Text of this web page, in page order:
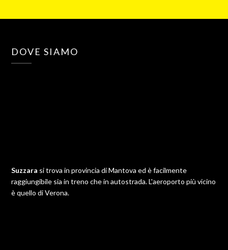
DOVE SIAMO
Suzzara si trova in provincia di Mantova ed è facilmente
raggiungibile sia in treno che in autostrada. L'aeroporto più vicino
è quello di Verona.